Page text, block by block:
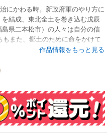
にかわる時。新政府軍のやり方に
結成、東北全土を巻き込む戊辰
県二本松市）の人々は自分の信
もまた、郷土のために命をかけて
登場した、二本松少年隊の知ら
作品情報をもっと見る